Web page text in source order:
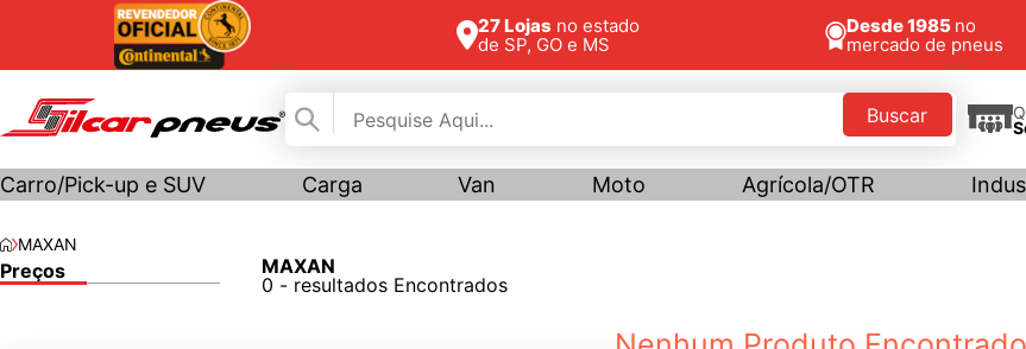
27 Lojas no estado
de SP, GO e MS
Desde 1985 no
mercado de pneus
Buscar
Carro/Pick-up e SUV Carga Van Moto Agrícola/OTR
MAXAN
Preços
MAXAN
0 - resultados Encontrados